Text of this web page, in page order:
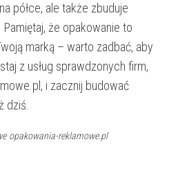
półce, ale także zbuduje
że opakowanie to
marką – warto zadbać, aby
z usług sprawdzonych firm,
i zacznij budować
dziś.
opakowania-reklamowe.pl